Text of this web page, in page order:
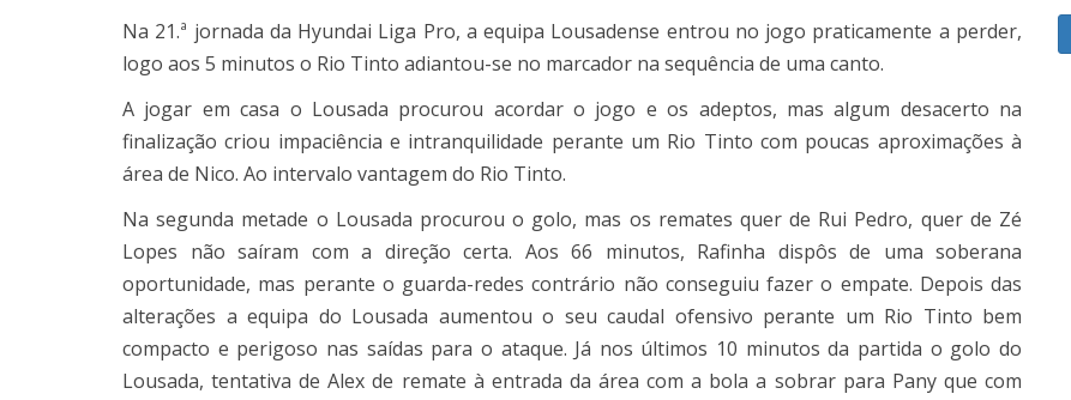
Na 21.ª jornada da Hyundai Liga Pro, a equipa Lousadense entrou no jogo praticamente a perder,
logo aos 5 minutos o Rio Tinto adiantou-se no marcador na sequência de uma canto.
A jogar em casa o Lousada procurou acordar o jogo e os adeptos, mas algum desacerto na
finalização criou impaciência e intranquilidade perante um Rio Tinto com poucas aproximações à
área de Nico. Ao intervalo vantagem do Rio Tinto.
Na segunda metade o Lousada procurou o golo, mas os remates quer de Rui Pedro, quer de Zé
Lopes não saíram com a direção certa. Aos 66 minutos, Rafinha dispôs de uma soberana
oportunidade, mas perante o guarda-redes contrário não conseguiu fazer o empate. Depois das
alterações a equipa do Lousada aumentou o seu caudal ofensivo perante um Rio Tinto bem
compacto e perigoso nas saídas para o ataque. Já nos últimos 10 minutos da partida o golo do
Lousada, tentativa de Alex de remate à entrada da área com a bola a sobrar para Pany que com